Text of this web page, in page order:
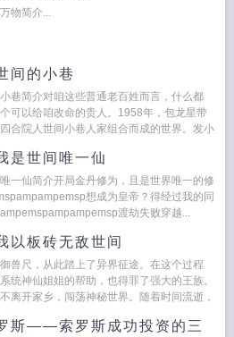
物简介...
间的小巷
巷简介对咱这些普通老百姓而言，什么都
可以给咱改命的贵人。1958年，包龙星带
合院人世间小巷人家组合而成的世界。发小
是世间唯一仙
一仙简介开局金丹修为，且是世界唯一的修
想成为皇帝？得经过我的同
渡劫失败穿越...
以板砖无敌世间
兽尺，从此踏上了异界征途。在这个过程
统神仙姐姐的帮助，也得罪了强大的王族。
离开家乡，闯荡神秘世界。随着时间流逝，
斯——索罗斯成功投资的三